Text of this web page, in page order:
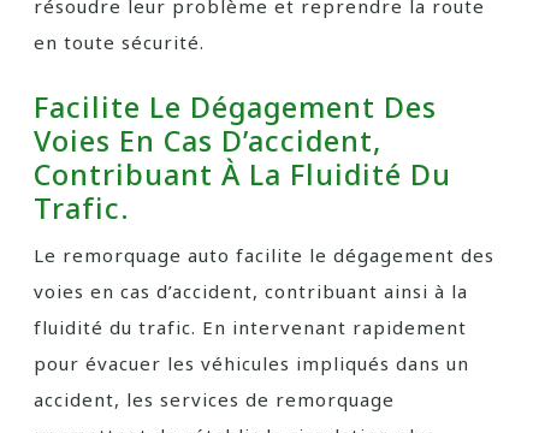
résoudre leur problème et reprendre la route
en toute sécurité.
Facilite Le Dégagement Des
Voies En Cas D’accident,
Contribuant À La Fluidité Du
Trafic.
Le remorquage auto facilite le dégagement des
voies en cas d’accident, contribuant ainsi à la
fluidité du trafic. En intervenant rapidement
pour évacuer les véhicules impliqués dans un
accident, les services de remorquage